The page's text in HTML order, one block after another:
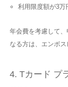
利用限度額が3万
年会費を考慮して
なる方は、エンボ
4. Tカード プ